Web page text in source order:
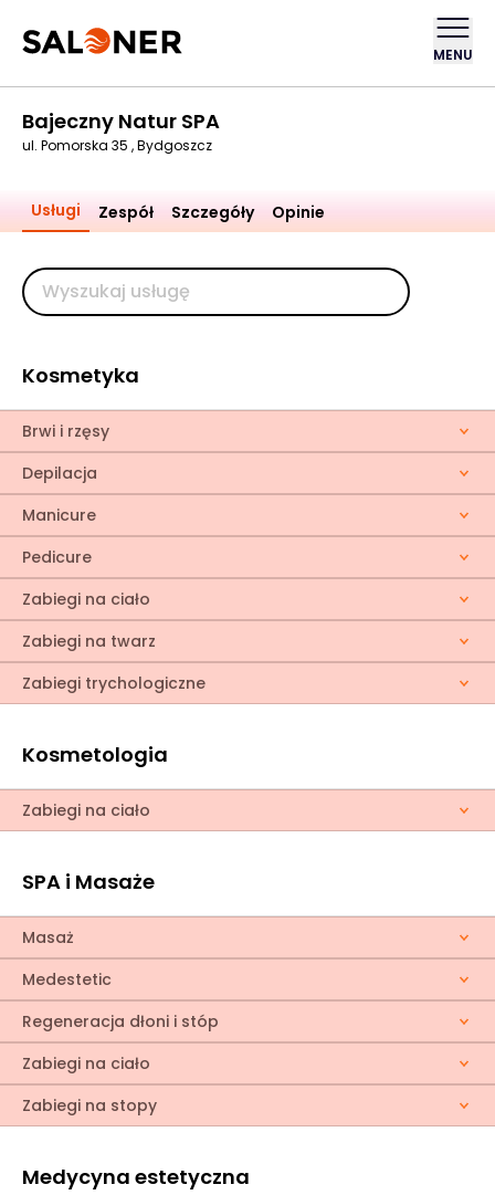
MENU
Bajeczny Natur SPA
ul. Pomorska 35 , Bydgoszcz
Usługi Zespół Szczegóły Opinie
Kosmetyka
Brwi i rzęsy
Depilacja
Manicure
Pedicure
Zabiegi na ciało
Zabiegi na twarz
Zabiegi trychologiczne
Kosmetologia
Zabiegi na ciało
SPA i Masaże
Masaż
Medestetic
Regeneracja dłoni i stóp
Zabiegi na ciało
Zabiegi na stopy
Medycyna estetyczna